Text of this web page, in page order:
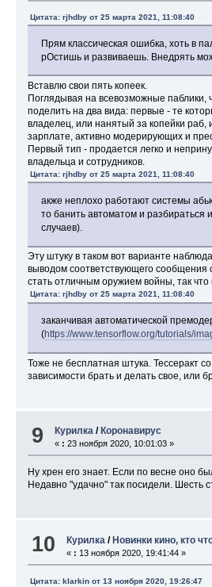
Цитата: rjhdby от 25 марта 2021, 11:08:40
Прям классическая ошибка, хоть в
рОстишь и развиваешь. Внедрять
Вставлю свои пять копеек.
Поглядывая на всевозможные
поделить на два вида: первые - те
владелец, или нанятый за копейки
зарплате, активно модерирующих и
Первый тип - продается легко и
владельца и сотрудников.
Цитата: rjhdby от 25 марта 2021, 11:08:40
акже неплохо работают системы
то банить автоматом и
случаев).
Эту штуку в таком вот варианте
выводом соответствующего сообщения
стать отличным оружием войны, так что
Цитата: rjhdby от 25 марта 2021, 11:08:40
заканчивая автоматической
(https://www.tensorflow.org/tutorials/
Тоже не бесплатная штука. Тессеракт
зависимости брать и делать свое, или
9 Курилка / Коронавирус
« : 23 ноября 2020, 10:01:03 »
Ну хрен его знает. Если по весне оно
Недавно "удачно" так посидели. Шесть
10 Курилка /Новинки кино, кто
« : 13 ноября 2020, 19:41:44 »
Цитата: klarkin от 13 ноября 2020, 19:26:47